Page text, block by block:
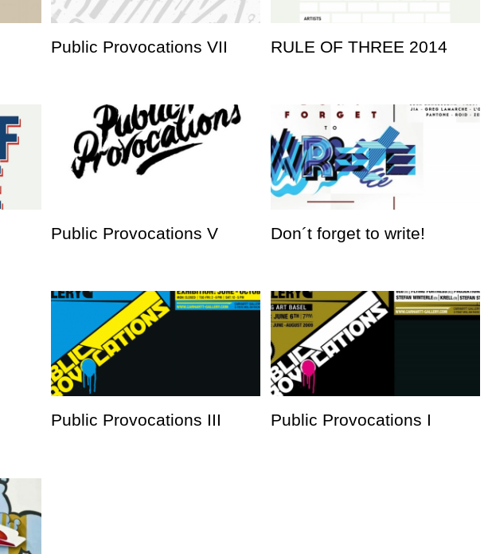
Public Provocations VII RULE OF THREE 2014
Public Provocations V Don´t forget to write!
Public Provocations III Public Provocations I